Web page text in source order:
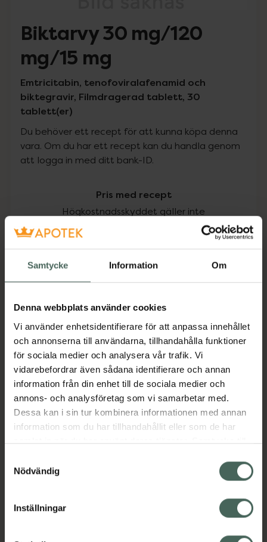
Samtycke Information Om
Denna webbplats använder cookies
Vi använder enhetsidentifierare för att anpassa innehållet
och annonserna till användarna, tillhandahålla funktioner
för sociala medier och analysera vår trafik. Vi
vidarebefordrar även sådana identifierare och annan
information från din enhet till de sociala medier och
annons- och analysföretag som vi samarbetar med.
Dessa kan i sin tur kombinera informationen med annan
information som du har tillhandahållit eller som de har
samlat in när du har använt deras tjänster. Samtycke till
återkalla ditt samtycke via webbplatsens
cookieinställningar. Ett återkallat samtycke påverkar inte
lagligheten av behandling som skett innan återkallelsen.
Nödvändig
Inställningar
Biktarvy 30 mg/120
mg/15 mg
Emtricitabin, tenofoviralafenamid och
biktegravir, Filmdragerad tablett, 30
tablett(er)
Du behöver ett recept för att kunna köpa denna
vara. Om du har ett recept kan du handla genom
att logga in med ditt bank-ID.
Pris med recept
Högkostnadsskyddet gäller inte
10380 kr
I apotek:10380 kr
Aktuella erbjudanden
Beskrivning Dölj
EAN:05391507147646
Kronans Apotek finns här för dig. Du hittar oss från Skåne i